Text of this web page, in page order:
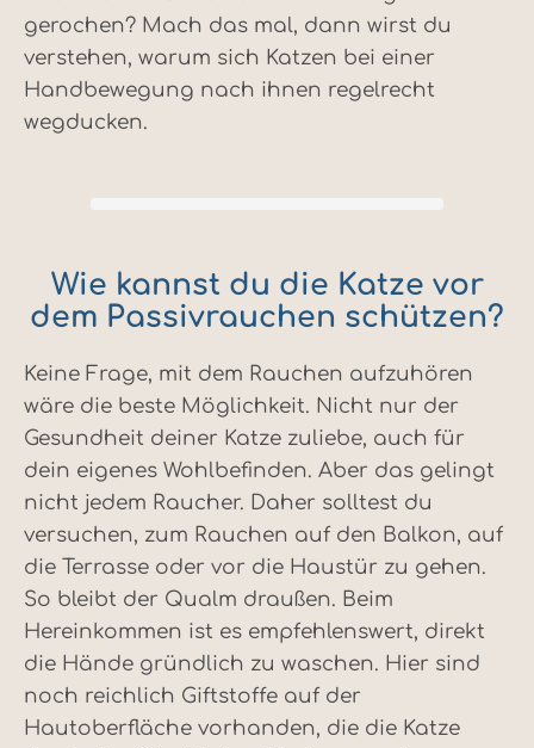
gerochen? Mach das mal, dann wirst du
verstehen, warum sich Katzen bei einer
Handbewegung nach ihnen regelrecht
wegducken.
Wie kannst du die Katze vor
dem Passivrauchen schützen?
Keine Frage, mit dem Rauchen aufzuhören
wäre die beste Möglichkeit. Nicht nur der
Gesundheit deiner Katze zuliebe, auch für
dein eigenes Wohlbefinden. Aber das gelingt
nicht jedem Raucher. Daher solltest du
versuchen, zum Rauchen auf den Balkon, auf
die Terrasse oder vor die Haustür zu gehen.
So bleibt der Qualm draußen. Beim
Hereinkommen ist es empfehlenswert, direkt
die Hände gründlich zu waschen. Hier sind
noch reichlich Giftstoffe auf der
Hautoberfläche vorhanden, die die Katze